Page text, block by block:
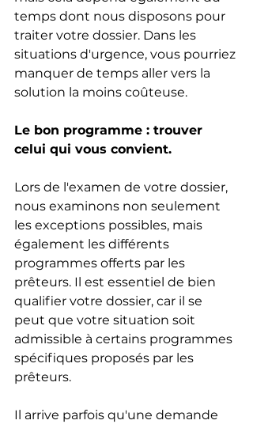
temps dont nous disposons pour
traiter votre dossier. Dans les
situations d'urgence, vous pourriez
manquer de temps aller vers la
solution la moins coûteuse.
Le bon programme : trouver
celui qui vous convient.
Lors de l'examen de votre dossier,
nous examinons non seulement
les exceptions possibles, mais
également les différents
programmes offerts par les
prêteurs. Il est essentiel de bien
qualifier votre dossier, car il se
peut que votre situation soit
admissible à certains programmes
spécifiques proposés par les
prêteurs.
Il arrive parfois qu'une demande